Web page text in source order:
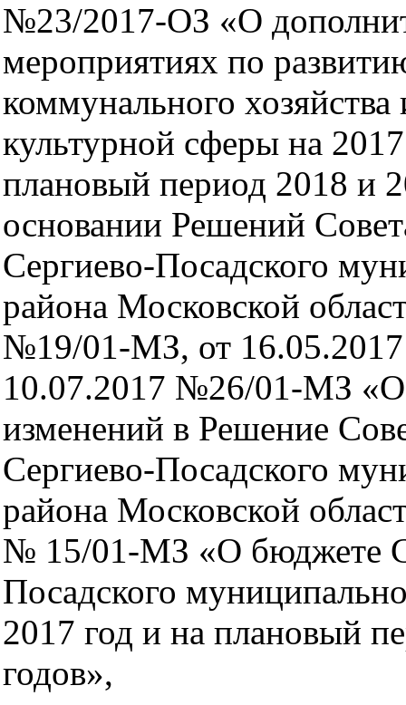
№23/2017-ОЗ «О
мероприятиях по
коммунального
культурной сферы на
плановый период 2018 и
основании Решений
Сергиево-Посадского
района Московской
№19/01-МЗ, от
10.07.2017 №26/01-МЗ «О
изменений в Решение
Сергиево-Посадского
района Московской
№ 15/01-МЗ «О бюджете
Посадского
2017 год и на плановый
годов»,